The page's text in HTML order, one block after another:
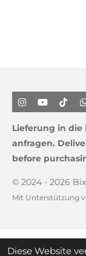
Diese Website
I
n
t
a
r
m
Y
o
T
u
e
T
i
T
o
t
s
Lieferung in die
anfragen.
before
© 2024 - 2026
Mit Unterstützung